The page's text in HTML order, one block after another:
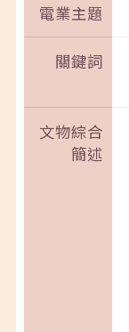
電業主題
關鍵詞
文物綜合
簡述